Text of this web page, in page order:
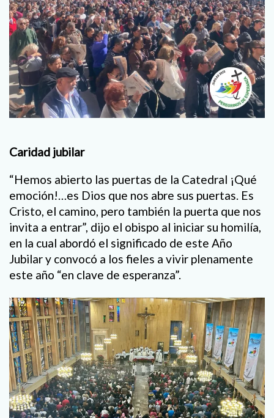
Caridad jubilar
“Hemos abierto las puertas de la Catedral ¡Qué
emoción!…es Dios que nos abre sus puertas. Es
Cristo, el camino, pero también la puerta que nos
invita a entrar”, dijo el obispo al iniciar su homilía,
en la cual abordó el significado de este Año
Jubilar y convocó a los fieles a vivir plenamente
este año “en clave de esperanza”.